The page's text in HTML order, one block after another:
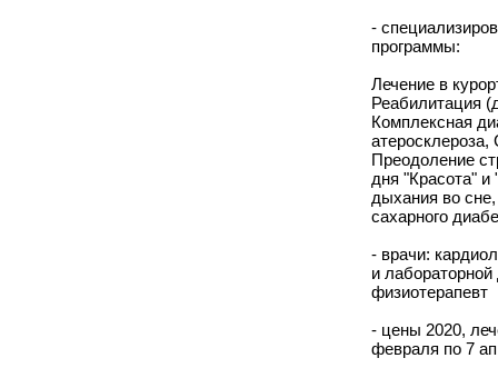
-
программы:
Лечение в
Реабилитация
Комплексная
Преодоление
дня "Красота" и
дыхания во
сахарного
- врачи:
и лабораторной
физиотерапевт
- цены 2020,
февраля по 7